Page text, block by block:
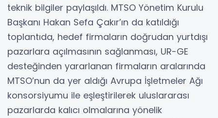
teknik bilgiler paylaşıldı. MTSO Yönetim Kurulu
Başkanı Hakan Sefa Çakır’ın da katıldığı
toplantıda, hedef firmaların doğrudan yurtdışı
pazarlara açılmasının sağlanması, UR-GE
desteğinden yararlanan firmaların aralarında
MTSO’nun da yer aldığı Avrupa İşletmeler Ağı
konsorsiyumu ile eşleştirilerek uluslararası
pazarlarda kalıcı olmalarına yönelik